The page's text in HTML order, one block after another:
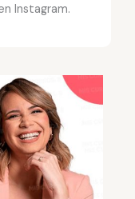
Instagram.